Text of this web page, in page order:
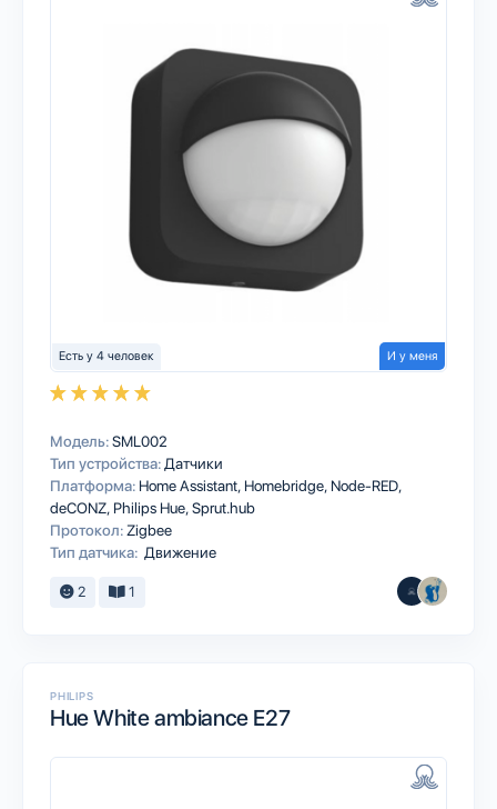
Есть у 4 человек И у меня
Модель:SML002
Тип устройства: Датчики
Платформа: Home Assistant Homebridge Node-RED
deCONZ Philips HueSprut.hub
Протокол: Zigbee
Тип датчика: Движение
2 1
PHILIPS
Hue White ambiance E27